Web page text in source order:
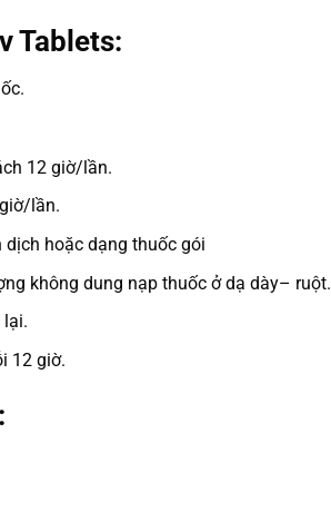
Tablets:
12 giờ/lần.
lần.
dịch hoặc dạng thuốc gói
không dung nạp thuốc ở dạ dày– ruột.
lại.
12 giờ.